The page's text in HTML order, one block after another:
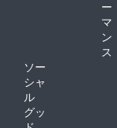
ー
マ
ン
ス
ソー
シャ
ル
グッ